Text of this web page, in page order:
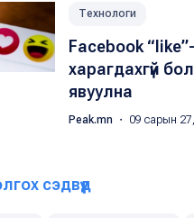
Технологи
Facebook
харагдахгүй
явуулна
Peak.mn ・ 09 сарын
сэдвүүд